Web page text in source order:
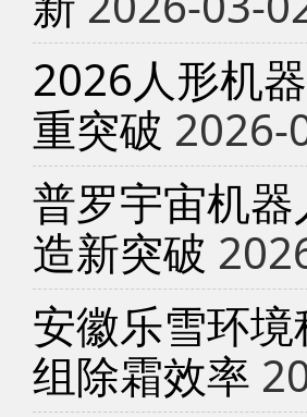
2026人形机
重突破 2026-
普罗宇宙机
造新突破
安徽乐雪环
组除霜效率